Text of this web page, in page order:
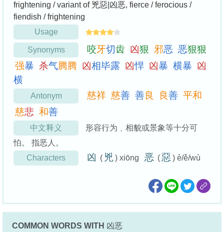
frightening / variant of 兇惡|凶恶, fierce / ferocious /
fiendish / frightening
Usage
Synonyms 咬牙切齿 凶狠 邪恶 恶狠狠
强暴 杀气腾腾 凶相毕露 凶悍 凶暴 横暴 凶
横
Antonym 慈祥 慈善 善良 良善 平和
慈悲 和善
中文释义
形容行为﹑相貌或景象等十分可
怕。 指恶人。
Characters
凶 ( 兇) xiōng 恶 (惡) è/ě/wù
COMMON WORDS WITH 凶恶